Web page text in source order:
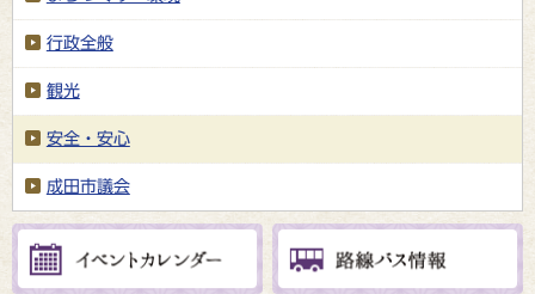
行政全般
観光
安全・安心
成田市議会